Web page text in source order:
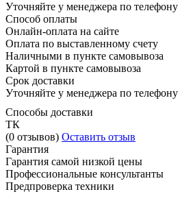
Уточняйте у менеджера по телефону
Способ оплаты
Онлайн-оплата на сайте
Оплата по выставленному счету
Наличными в пункте самовывоза
Картой в пункте самовывоза
Срок доставки
Уточняйте у менеджера по телефону
Способы доставки
ТК
(0 отзывов) Оставить отзыв
Гарантия
Гарантия самой низкой цены
Профессиональные консультанты
Предпроверка техники